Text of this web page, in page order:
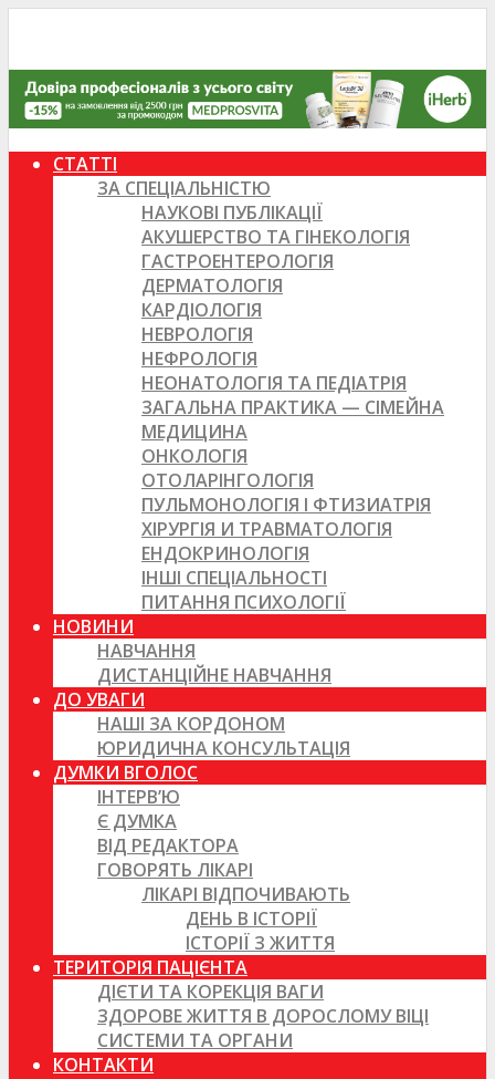
СТАТТІ
ЗА СПЕЦІАЛЬНІСТЮ
НАУКОВІ ПУБЛІКАЦІЇ
АКУШЕРСТВО ТА ГІНЕКОЛОГІЯ
ГАСТРОЕНТЕРОЛОГІЯ
ДЕРМАТОЛОГІЯ
КАРДІОЛОГІЯ
НЕВРОЛОГІЯ
НЕФРОЛОГІЯ
НЕОНАТОЛОГІЯ ТА ПЕДІАТРІЯ
ЗАГАЛЬНА ПРАКТИКА — СІМЕЙНА
МЕДИЦИНА
ОНКОЛОГІЯ
ОТОЛАРІНГОЛОГІЯ
ПУЛЬМОНОЛОГІЯ І ФТИЗИАТРІЯ
ХІРУРГІЯ И ТРАВМАТОЛОГІЯ
ЕНДОКРИНОЛОГІЯ
ІНШІ СПЕЦІАЛЬНОСТІ
ПИТАННЯ ПСИХОЛОГІЇ
НОВИНИ
НАВЧАННЯ
ДИСТАНЦІЙНЕ НАВЧАННЯ
ДО УВАГИ
НАШІ ЗА КОРДОНОМ
ЮРИДИЧНА КОНСУЛЬТАЦІЯ
ДУМКИ ВГОЛОС
ІНТЕРВ’Ю
Є ДУМКА
ВІД РЕДАКТОРА
ГОВОРЯТЬ ЛІКАРІ
ЛІКАРІ ВІДПОЧИВАЮТЬ
ДЕНЬ В ІСТОРІЇ
ІСТОРІЇ З ЖИТТЯ
ТЕРИТОРІЯ ПАЦІЄНТА
ДІЄТИ ТА КОРЕКЦІЯ ВАГИ
ЗДОРОВЕ ЖИТТЯ В ДОРОСЛОМУ ВІЦІ
СИСТЕМИ ТА ОРГАНИ
КОНТАКТИ